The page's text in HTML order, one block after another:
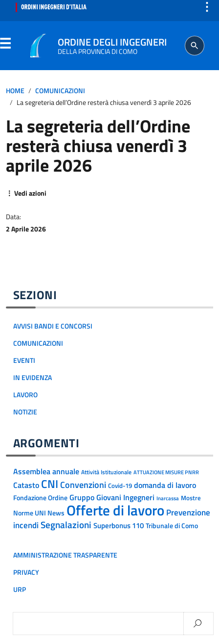
⋮
ORDINE DEGLI INGEGNERI
DELLA PROVINCIA DI COMO
ISCRITTO
PROFESSIONE
AGGIORNAMENTO PROFESSIONALE
HOME
COMUNICAZIONI
La segreteria dell’Ordine resterà chiusa venerdì 3 aprile 2026
La segreteria dell’Ordine
resterà chiusa venerdì 3
aprile 2026
⋮ Vedi azioni
Data:
2 Aprile 2026
SEZIONI
AVVISI BANDI E CONCORSI
COMUNICAZIONI
EVENTI
IN EVIDENZA
LAVORO
NOTIZIE
ARGOMENTI
Assemblea annuale Attività Istituzionale ATTUAZIONE MISURE PNRR
Catasto CNI Convenzioni Covid-19 domanda di lavoro
Fondazione OrdineGruppo Giovani Ingegneri Inarcassa Mostre
Norme UNI News Offerte di lavoro Prevenzione
incendi Segnalazioni Superbonus 110Tribunale di Como
AMMINISTRAZIONE TRASPARENTE
PRIVACY
URP